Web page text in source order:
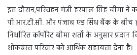
इस दौरान,परिवहन मंत्री हरपाल सिंह चीमा
पी.आर.टी.सी. और पंजाब एंड सिंध बैंक के
निर्धारित कॉर्पोरेट बीमा शर्तों के अनुसार
शोकग्रस्त परिवार को आर्थिक सहायता देना है।